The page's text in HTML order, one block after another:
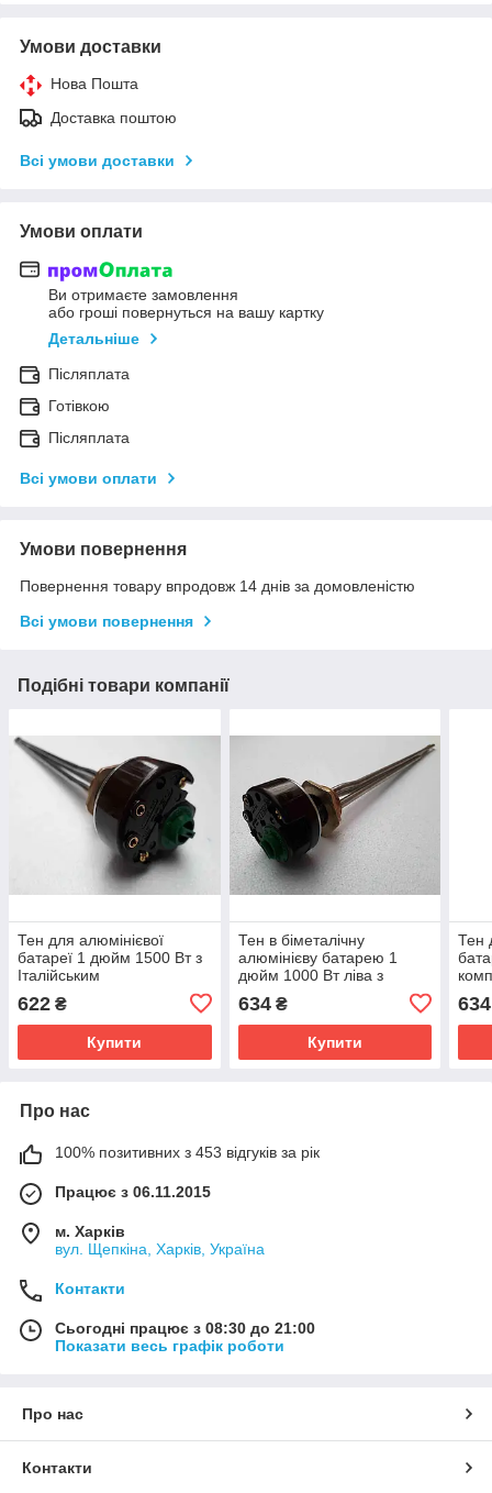
Умови доставки
Нова Пошта
Доставка поштою
Всі умови доставки
Умови оплати
Ви отримаєте замовлення
або гроші повернуться на вашу картку
Детальніше
Післяплата
Готівкою
Післяплата
Всі умови оплати
Умови повернення
Повернення товару впродовж 14 днів за домовленістю
Всі умови повернення
Подібні товари компанії
Тен для алюмінієвої
батареї 1 дюйм 1500 Вт з
Італійським
622 ₴
Купити
Тен в біметалічну
алюмінієву батарею 1
дюйм 1000 Вт ліва з
терморегулятором
634₴
Купити
Тен
634
Про нас
100% позитивних з 453 відгуків за рік
Працює з 06.11.2015
м. Харків
вул. Щепкіна, Харків, Україна
Контакти
Сьогодні працює з 08:30 до 21:00
Показати весь графік роботи
Про нас
Контакти